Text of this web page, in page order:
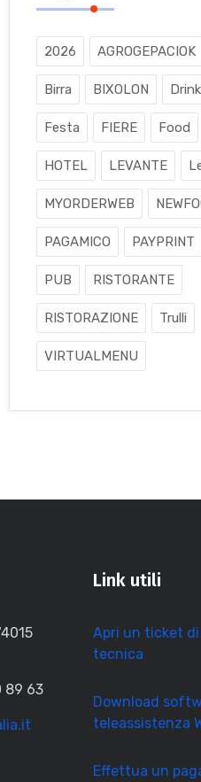
2026 AGROGEPACIOK
Birra BIXOLON Drink
Festa FIERE Food
HOTEL LEVANTE
MYORDERWEB
PAGAMICO PAYPRINT
PUB RISTORANTE
RISTORAZIONE Trulli
VIRTUALMENU
89 63
Link utili
Apri un ticket
tecnica
Download
teleassistenza
Effettua un